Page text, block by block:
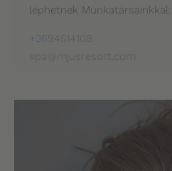
léphetnek Munkatársainkkal:
+3694514108
spa@mjusresort.com